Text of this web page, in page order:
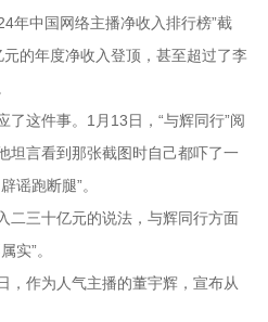
年中国网络主播净收入排行榜”截
的年度净收入登顶，甚至超过了李
了这件事。1月13日，“与辉同行”阅
坦言看到那张截图时自己都吓了一
谣跑断腿”。
二三十亿元的说法，与辉同行方面
实”。
，作为人气主播的董宇辉，宣布从